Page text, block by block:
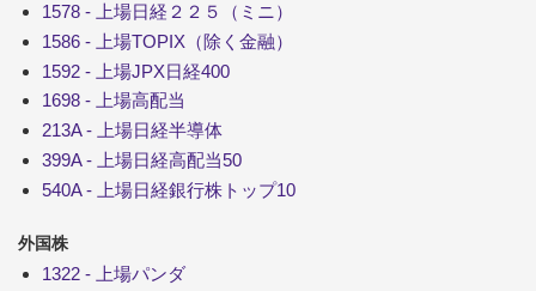
1578 - 上場日経２２５（ミニ）
1586 - 上場TOPIX（除く金融）
1592 - 上場JPX日経400
1698 - 上場高配当
213A - 上場日経半導体
399A - 上場日経高配当50
540A - 上場日経銀行株トップ10
外国株
1322 - 上場パンダ